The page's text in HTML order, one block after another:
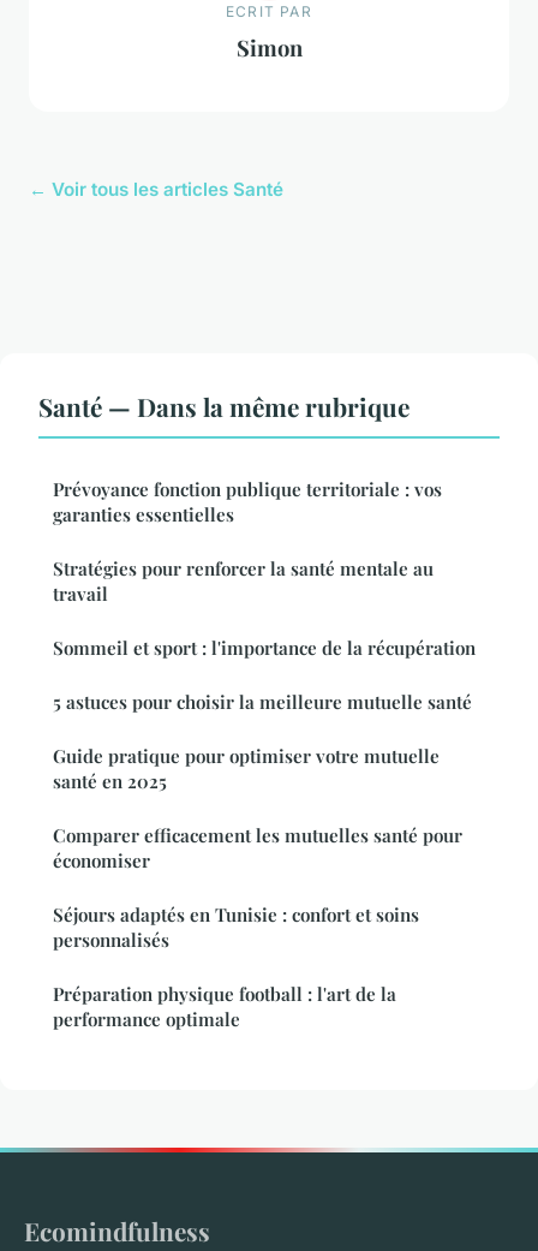
ECRIT PAR
Simon
← Voir tous les articles Santé
Santé — Dans la même rubrique
Prévoyance fonction publique territoriale : vos
garanties essentielles
Stratégies pour renforcer la santé mentale au
travail
Sommeil et sport : l'importance de la récupération
5 astuces pour choisir la meilleure mutuelle santé
Guide pratique pour optimiser votre mutuelle
santé en 2025
Comparer efficacement les mutuelles santé pour
économiser
Séjours adaptés en Tunisie : confort et soins
personnalisés
Préparation physique football : l'art de la
performance optimale
Ecomindfulness